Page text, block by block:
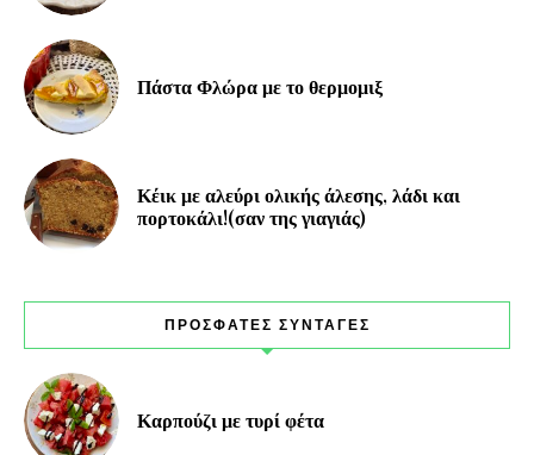
Πάστα Φλώρα με το θερμομιξ
Κέικ με αλεύρι ολικής άλεσης, λάδι και
πορτοκάλι!(σαν της γιαγιάς)
ΠΡΟΣΦΑΤΕΣ ΣΥΝΤΑΓΕΣ
Καρπούζι με τυρί φέτα